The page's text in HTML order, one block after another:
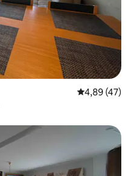
Gemiddelde
4,89 (47)